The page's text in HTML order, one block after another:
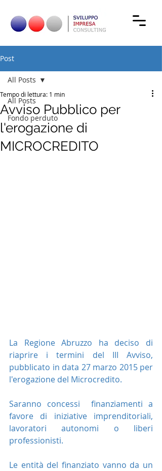
Post
All Posts
Fondo perduto
All Posts
Avviso Pubblico per
l'erogazione di
MICROCREDITO
Tempo di lettura: 1 min
La Regione Abruzzo ha deciso di
riaprire i termini del III Avviso,
pubblicato in data 27 marzo 2015 per
l'erogazione del Microcredito.
Saranno concessi  finanziamenti a
favore di iniziative imprenditoriali,
lavoratori autonomi o liberi
professionisti.
Le entità del finanziato vanno da un